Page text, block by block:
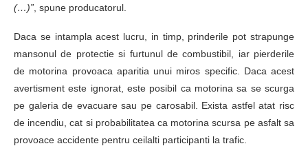
(…)” , spune producatorul.
Daca se intampla acest lucru, in timp, prinderile pot strapunge
mansonul de protectie si furtunul de combustibil, iar pierderile
de motorina provoaca aparitia unui miros specific. Daca acest
avertisment este ignorat, este posibil ca motorina sa se scurga
pe galeria de evacuare sau pe carosabil. Exista astfel atat risc
de incendiu, cat si probabilitatea ca motorina scursa pe asfalt sa
provoace accidente pentru ceilalti participanti la trafic.